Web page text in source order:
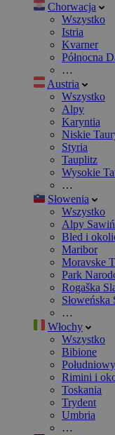
Chorwacja
Wszystko
Istria
Kvarner
Północna
…
Austria
Wszystko
Alpy
Karyntia
Niskie
Styria
Tauplitz
Wysokie
…
Słowenia
Wszystko
Alpy
Bled i
Maribor
Moravske
Park
Rogaška
Słoweńska
…
Włochy
Wszystko
Bibione
Rimini i
Toskania
Trydent
Umbria
…